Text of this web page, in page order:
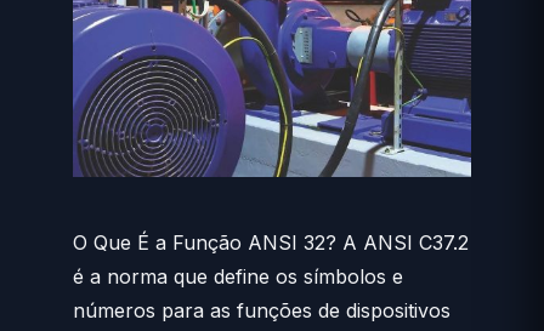
O Que É a Função ANSI 32? A ANSI C37.2
é a norma que define os símbolos e
números para as funções de dispositivos